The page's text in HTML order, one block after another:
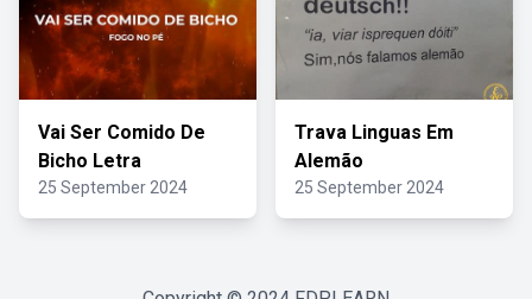
Vai Ser Comido De
Bicho Letra
25 September 2024
Trava Linguas Em
Alemão
25 September 2024